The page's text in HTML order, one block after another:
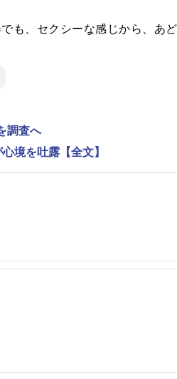
、セクシーな感じから、あど
調査へ
境を吐露【全文】